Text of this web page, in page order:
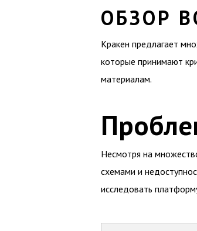
ОБЗОР
Кракен предлагает
которые принимают
материалам.
Несмотря на
схемами и
исследовать